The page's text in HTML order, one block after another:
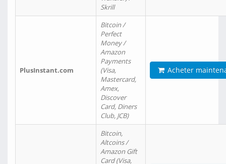
Skrill
PlusInstant.com
Bitcoin /
Perfect
Money /
Amazon
Payments
(Visa,
Mastercard,
Amex,
Discover
Card, Diners
Club, JCB)
Acheter
Bitcoin,
Altcoins /
Amazon Gift
Card (Visa,